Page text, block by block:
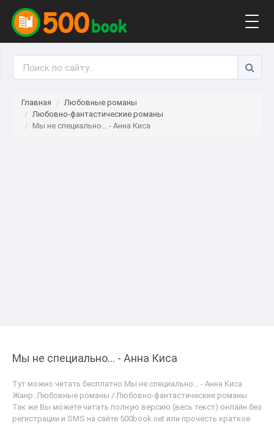
Главная
Любовные романы
Любовно-фантастические романы
Мы не специально… - Анна Киса
Мы не специально… - Анна Киса
Тут можно читать бесплатно Мы не специально… - Анна Киса.
Жанр: Любовные романы / Любовно-фантастические романы.
Так же Вы можете читать полную версию (весь текст) онлайн без
регистрации и SMS на сайте 500book.net или прочесть краткое